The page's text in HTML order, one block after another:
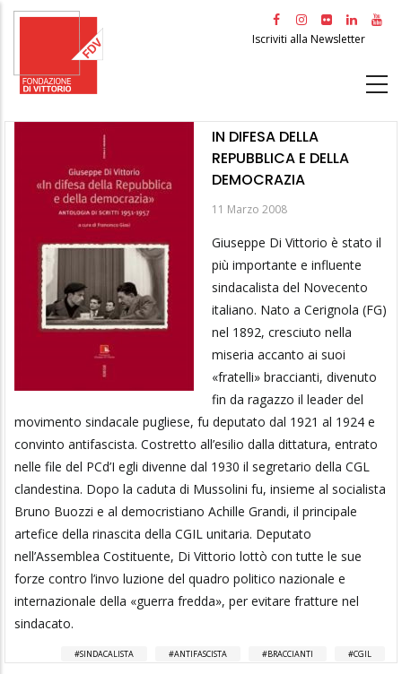
Salta
principale
Iscriviti alla Newsletter
IN DIFESA DELLA
REPUBBLICA E DELLA
DEMOCRAZIA
11 Marzo 2008
Giuseppe Di Vittorio è stato il
più importante e influente
sindacalista del Novecento
italiano. Nato a Cerignola (FG)
nel 1892, cresciuto nella
miseria accanto ai suoi
«fratelli» braccianti, divenuto
fin da ragazzo il leader del
movimento sindacale pugliese, fu deputato dal 1921 al 1924 e
convinto antifascista. Costretto all’esilio dalla dittatura, entrato
nelle file del PCd’I egli divenne dal 1930 il segretario della CGL
clandestina. Dopo la caduta di Mussolini fu, insieme al socialista
Bruno Buozzi e al democristiano Achille Grandi, il principale
artefice della rinascita della CGIL unitaria. Deputato
nell’Assemblea Costituente, Di Vittorio lottò con tutte le sue
forze contro l’invo luzione del quadro politico nazionale e
internazionale della «guerra fredda», per evitare fratture nel
sindacato.
SINDACALISTA ANTIFASCISTA BRACCIANTI CGIL